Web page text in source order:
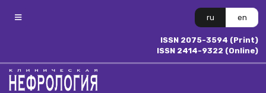
ru en
ISSN 2075-3594 (Print)
ISSN 2414-9322 (Online)